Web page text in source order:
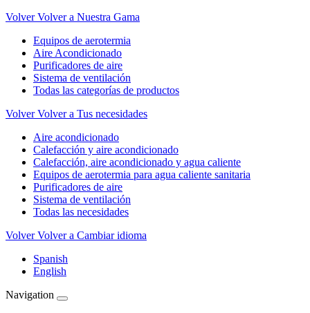
Volver Volver a Nuestra Gama
Equipos de aerotermia
Aire Acondicionado
Purificadores de aire
Sistema de ventilación
Todas las categorías de productos
Volver Volver a Tus necesidades
Aire acondicionado
Calefacción y aire acondicionado
Calefacción, aire acondicionado y agua caliente
Equipos de aerotermia para agua caliente sanitaria
Purificadores de aire
Sistema de ventilación
Todas las necesidades
Volver Volver a Cambiar idioma
Spanish
English
Navigation